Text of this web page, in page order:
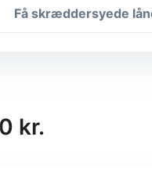
Få skræddersyede
kr.